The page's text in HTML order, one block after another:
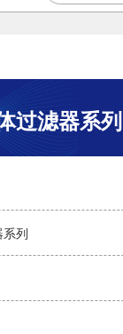
过滤器系列
列